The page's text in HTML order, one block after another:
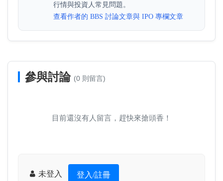
行情與投資人常見問題。
查看作者的 BBS 討論文章與 IPO 專欄文章
參與討論 (0 則留言)
目前還沒有人留言，趕快來搶頭香！
未登入 登入/註冊